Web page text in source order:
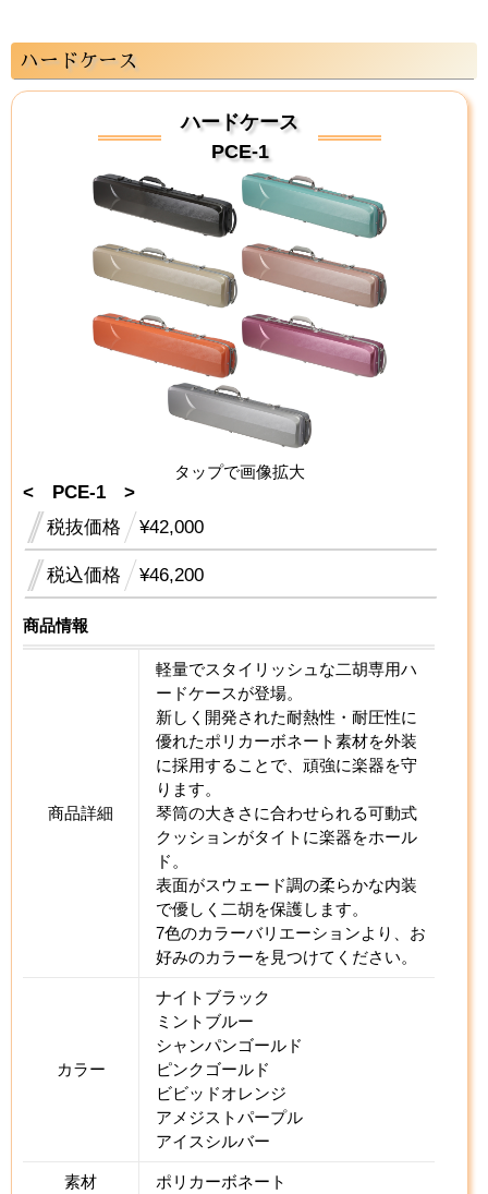
ハードケース
ハードケース
PCE-1
タップで画像拡大
< PCE-1 >
税抜価格
¥42,000
税込価格 ¥46,200
商品情報
商品詳細
軽量でスタイリッシュな二胡専用ハ
ードケースが登場。
新しく開発された耐熱性・耐圧性に
優れたポリカーボネート素材を外装
に採用することで、頑強に楽器を守
ります。
琴筒の大きさに合わせられる可動式
クッションがタイトに楽器をホール
ド。
表面がスウェード調の柔らかな内装
で優しく二胡を保護します。
7色のカラーバリエーションより、お
好みのカラーを見つけてください。
カラー
ナイトブラック
ミントブルー
シャンパンゴールド
ピンクゴールド
ビビッドオレンジ
アメジストパープル
アイスシルバー
素材 ポリカーボネート